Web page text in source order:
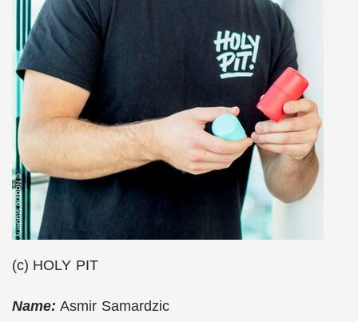
(c) HOLY PIT
Name:Asmir Samardzic